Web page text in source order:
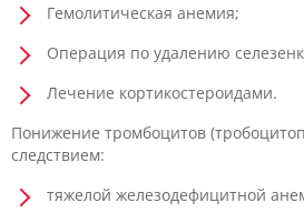
Гемолитическая анемия;
Операция по удалению
Лечение кортикостероидами.
Понижение тромбоцитов
следствием:
тяжелой железодефицитной